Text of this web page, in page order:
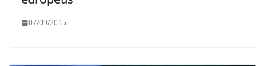
07/09/2015